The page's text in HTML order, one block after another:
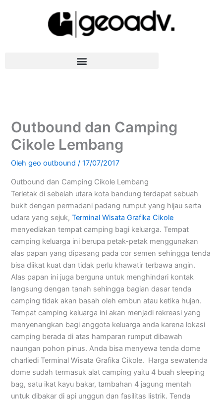
Outbound dan Camping
Cikole Lembang
Olehgeo outbound/17/07/2017
Outbound dan Camping Cikole Lembang
Terletak di sebelah utara kota bandung terdapat sebuah
bukit dengan permadani padang rumput yang hijau serta
udara yang sejuk,Terminal Wisata Grafika Cikole
menyediakan tempat camping bagi keluarga. Tempat
camping keluarga ini berupa petak-petak menggunakan
alas papan yang dipasang pada cor semen sehingga tenda
bisa diikat kuat dan tidak perlu khawatir terbawa angin.
Alas papan ini juga berguna untuk menghindari kontak
langsung dengan tanah sehingga bagian dasar tenda
camping tidak akan basah oleh embun atau ketika hujan.
Tempat camping keluarga ini akan menjadi rekreasi yang
menyenangkan bagi anggota keluarga anda karena lokasi
camping berada di atas hamparan rumput dibawah
naungan pohon pinus. Anda bisa menyewa tenda dome
charliedi Terminal Wisata Grafika Cikole. Harga sewatenda
dome sudah termasuk alat camping yaitu 4 buah sleeping
bag, satu ikat kayu bakar, tambahan 4 jagung mentah
untuk dibakar di api unggun dan fasilitas listrik. Tenda